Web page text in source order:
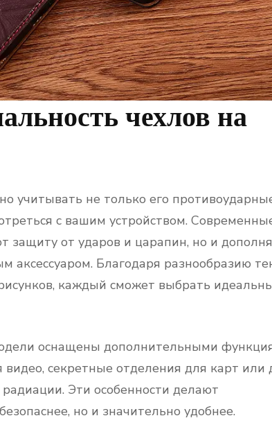
чехлов на
учитывать не только его
с вашим устройством.
защиту от ударов и царапин, но и
аксессуаром. Благодаря разнообразию
каждый сможет выбрать
оснащены дополнительными
секретные отделения для карт или
Эти особенности делают
но и значительно удобнее.